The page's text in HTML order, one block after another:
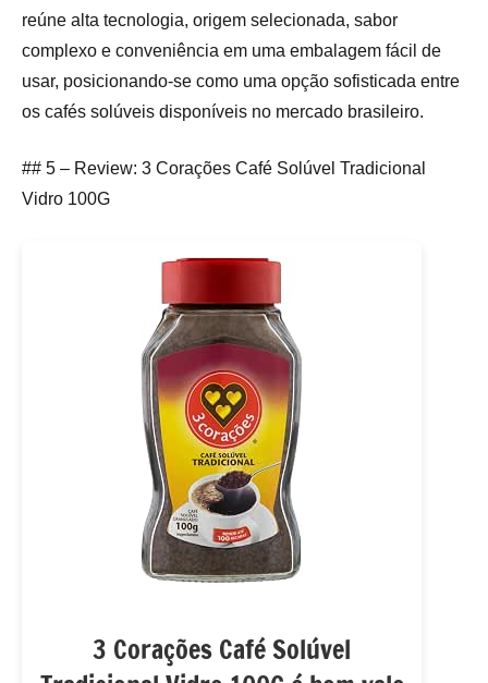
reúne alta tecnologia, origem selecionada, sabor
complexo e conveniência em uma embalagem fácil de
usar, posicionando-se como uma opção sofisticada entre
os cafés solúveis disponíveis no mercado brasileiro.
## 5 – Review: 3 Corações Café Solúvel Tradicional
Vidro 100G
3 Corações Café Solúvel